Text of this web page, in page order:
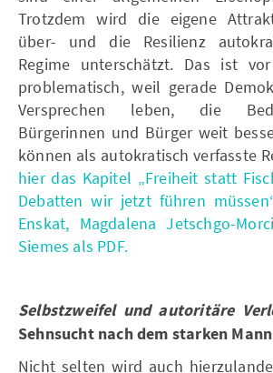
Trotzdem wird die eigene
über- und die Resilienz
Regime unterschätzt. Das ist
problematisch, weil gerade
Versprechen leben, die
Bürgerinnen und Bürger weit
können als autokratisch verfasste
hier das Kapitel „Freiheit statt
Debatten wir jetzt führen
Enskat, Magdalena Jetschgo-
Siemes als PDF.
Selbstzweifel und autoritäre
Sehnsucht nach dem starken Mann
Nicht selten wird auch